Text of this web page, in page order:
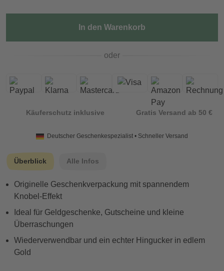
In den Warenkorb
oder
Käuferschutz inklusive Gratis Versand ab 50 €
Deutscher Geschenkespezialist • Schneller Versand
Überblick Alle Infos
Originelle Geschenkverpackung mit spannendem
Knobel-Effekt
Ideal für Geldgeschenke, Gutscheine und kleine
Überraschungen
Wiederverwendbar und ein echter Hingucker in edlem
Gold